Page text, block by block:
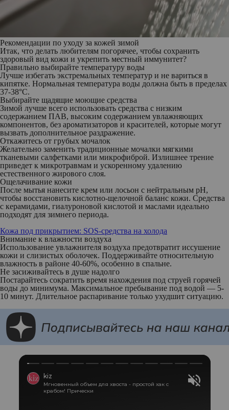
Рекомендации по уходу за кожей зимой
Итак, что делать любителям погорячее, чтобы сохранить
здоровый вид кожи и укрепить местный иммунитет?
Правильно выбирайте температуру воды
Лучше избегать экстремальных температур и не вариться в
кипятке. Нормальная температура воды должна быть в пределах
37-38°C.
Выбирайте щадящие моющие средства
Зимой лучше всего использовать средства с низким
содержанием ПАВ, высоким содержанием увлажняющих
компонентов, без ароматизаторов и красителей, которые могут
вызвать дополнительное раздражение.
Откажитесь от грубых мочалок
Желательно заменить традиционные мочалки мягкими
тканевыми салфетками или микрофиброй. Излишнее трение
приведет к микротравмам и ускоренному удалению
естественного жирового слоя.
Ощелачивание кожи
После мытья нанесите крем или лосьон с нейтральным pH,
чтобы восстановить кислотно-щелочной баланс кожи. Средства
с керамидами, гиалуроновой кислотой и маслами идеально
подходят для зимнего периода.
Кожа под прикрытием: SOS-средства на холода
Внимание к влажности воздуха
Использование увлажнителя воздуха предотвратит иссушение
кожи и слизистых оболочек. Поддерживайте относительную
влажность в районе 40-60%, особенно в спальне.
Не засиживайтесь в душе надолго
Постарайтесь сократить время нахождения под струей горячей
воды до минимума. Максимальное пребывание под водой — 5-
10 минут. Длительное распаривание только ухудшит ситуацию.